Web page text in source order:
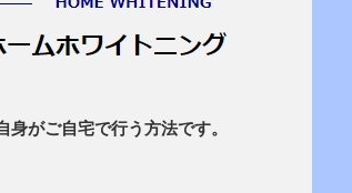
身がご自宅で行う方法です。